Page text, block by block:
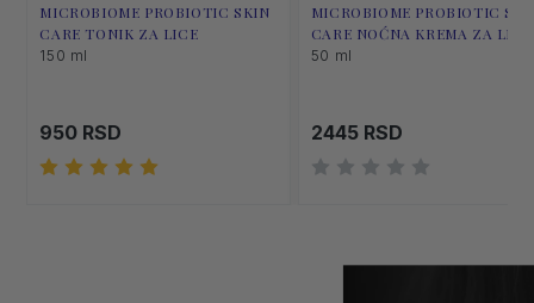
MICROBIOME PROBIOTIC SKIN
CARE TONIK ZA LICE
150 ml
950 RSD
MICROBIOME PROBIOTIC
CARE NOĆNA KREMA ZA LICE
50 ml
2445 RSD